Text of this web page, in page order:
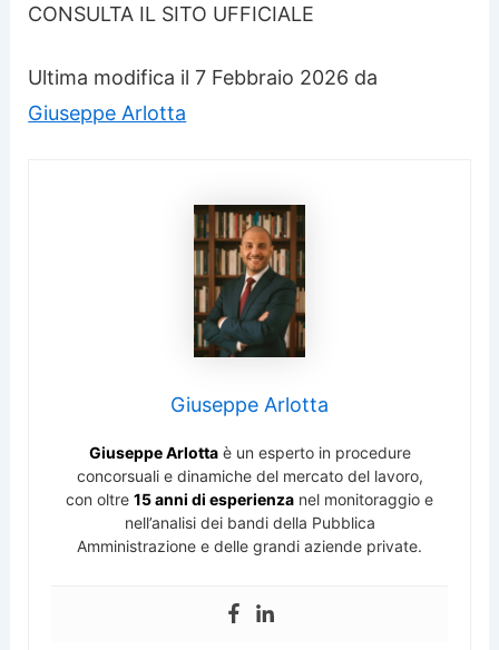
CONSULTA IL SITO UFFICIALE
Ultima modifica il 7 Febbraio 2026 da
Giuseppe Arlotta
Giuseppe Arlotta
Giuseppe Arlottaè un esperto in procedure
concorsuali e dinamiche del mercato del lavoro,
con oltre 15 anni di esperienza nel monitoraggio e
nell’analisi dei bandi della Pubblica
Amministrazione e delle grandi aziende private.